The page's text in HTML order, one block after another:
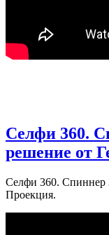
Селфи 360.
решение от
Селфи 360. Спиннер
Проекция.